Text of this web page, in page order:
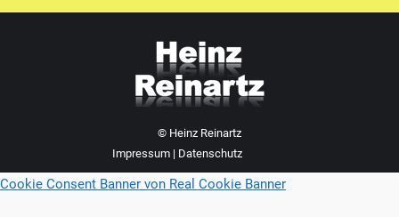
© Heinz Reinartz
Impressum | Datenschutz
Cookie Consent Banner von Real Cookie Banner